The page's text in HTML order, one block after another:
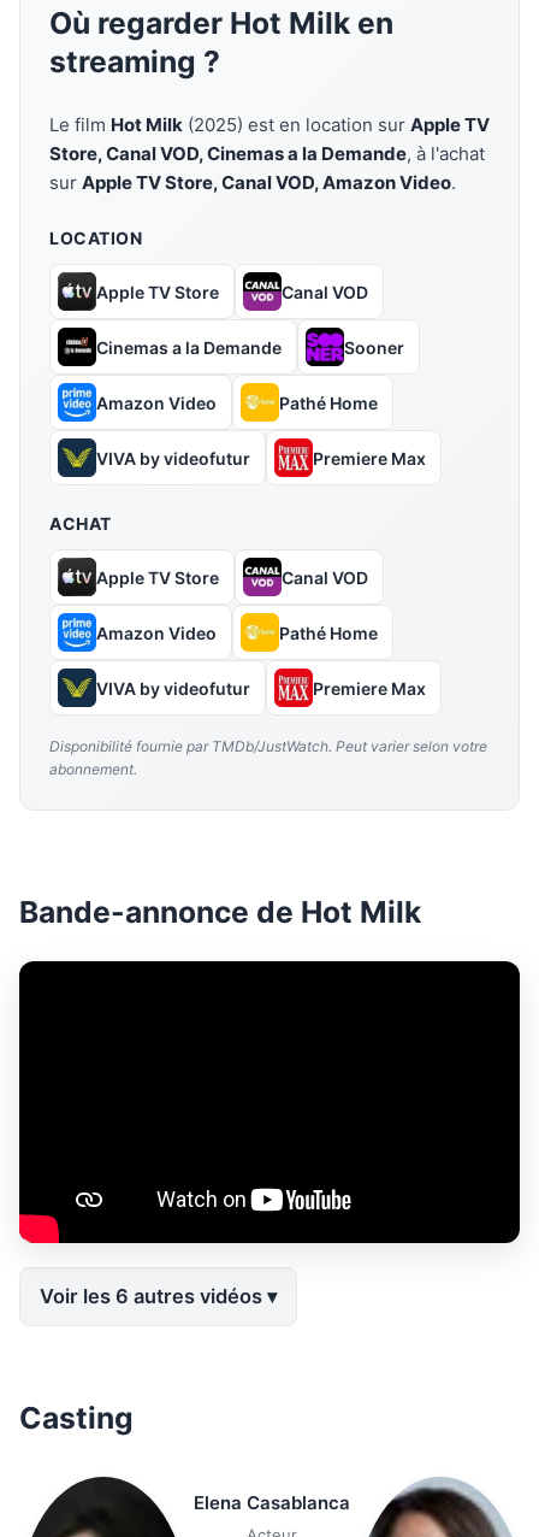
Où regarder Hot Milk en
streaming ?
Le film Hot Milk (2025) est en location sur Apple TV
Store, Canal VOD, Cinemas a la Demande, à l'achat
sur Apple TV Store, Canal VOD, Amazon Video.
LOCATION
Apple TV Store Canal VOD
Cinemas a la Demande Sooner
Amazon Video Pathé Home
VIVA by videofutur Premiere Max
ACHAT
Apple TV Store Canal VOD
Amazon Video Pathé Home
VIVA by videofutur Premiere Max
Disponibilité fournie par TMDb/JustWatch. Peut varier selon votre
abonnement.
Bande-annonce de Hot Milk
Voir les 6 autres vidéos
Casting
Elena Casablanca